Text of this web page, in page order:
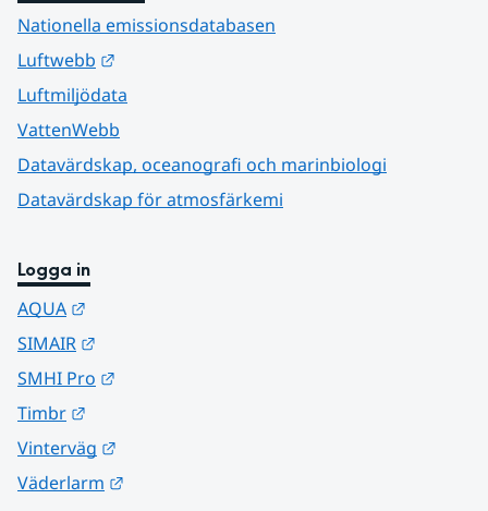
Nationella emissionsdatabasen
Luftwebb
Luftmiljödata
VattenWebb
Datavärdskap, oceanografi och marinbiologi
Datavärdskap för atmosfärkemi
Logga in
AQUA
SIMAIR
SMHI Pro
Timbr
Vinterväg
Väderlarm